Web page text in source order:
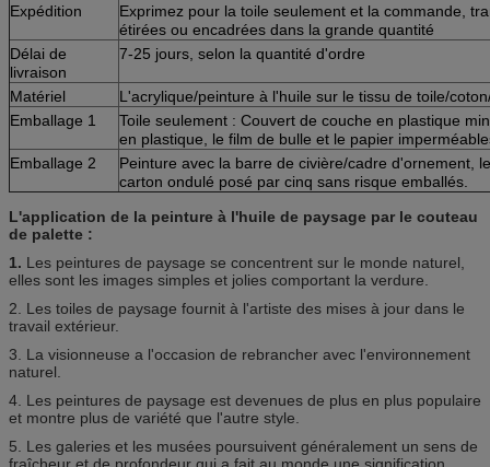
Expédition
Exprimez pour la toile seulement et la commande,
étirées ou encadrées dans la grande quantité
Délai de
livraison
7-25 jours, selon la quantité d'ordre
Matériel
L'acrylique/peinture à l'huile sur le tissu de toile/
Emballage 1
Toile seulement : Couvert de couche en plastique
en plastique, le film de bulle et le papier
Emballage 2
Peinture avec la barre de civière/cadre d'ornement,
carton ondulé posé par cinq sans risque emballés.
L'application de la peinture à l'huile de paysage par le couteau
de palette :
1. Les peintures de paysage se concentrent sur le monde naturel,
elles sont les images simples et jolies comportant la verdure.
2. Les toiles de paysage fournit à l'artiste des mises à jour dans le
travail extérieur.
3. La visionneuse a l'occasion de rebrancher avec l'environnement
naturel.
4. Les peintures de paysage est devenues de plus en plus populaire
et montre plus de variété que l'autre style.
5. Les galeries et les musées poursuivent généralement un sens de